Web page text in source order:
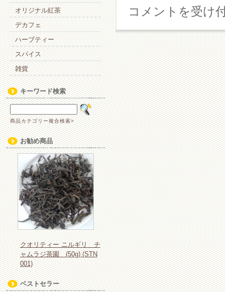
オリジナル紅茶
デカフェ
ハーブティー
スパイス
雑貨
キーワード検索
商品カテゴリー複合検索>
お勧め商品
クオリティー ニルギリ チ
ャムラジ茶園 (50g) (STN
001)
ベストセラー
五
反
へ
は
コメントを受け